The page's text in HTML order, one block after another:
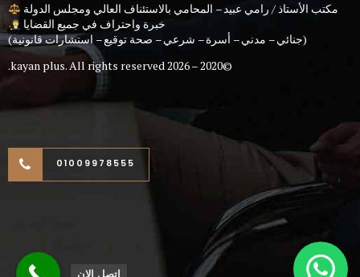
مكتب الأستاذ / رامي عبيد – المحامي بالاستئناف العالي ومجلس الدولة
خبرة واحتراف في جميع القضايا
(جنائي – مدني – أسرة – شرعي – صحة توقيع – استشارات قانونية)
©2020 – 2026
kayan plus. All rights reserved.
01009978555
اتصل الان